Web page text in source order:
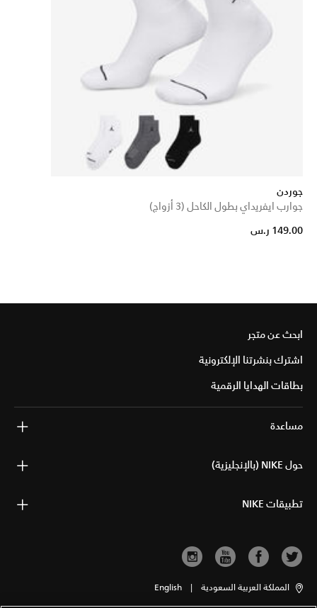
جوردن
جوارب ايفريداي بطول الكاحل (3 أزواج)
149.00 ر.س
ابحث عن متجر
اشترك بنشرتنا الإلكترونية
بطاقات الهدايا الرقمية
مساعدة
حول NIKE (بالإنجليزية)
تطبيقات NIKE
المملكة العربية السعودية |
English